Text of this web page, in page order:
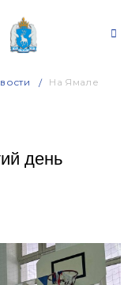
На Ямале
день